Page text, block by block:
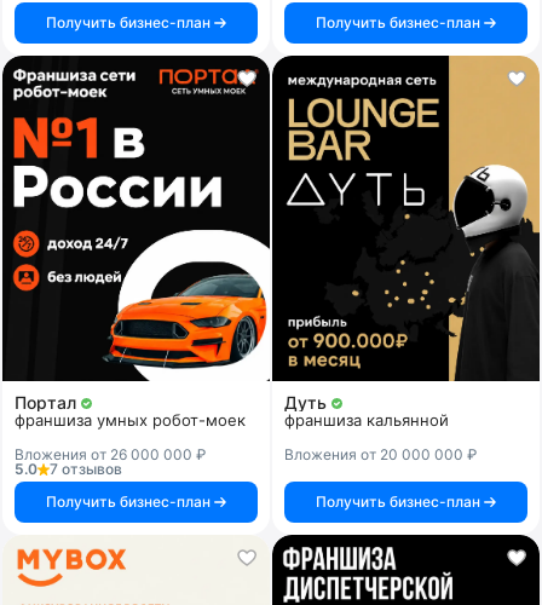
Получить бизнес-план
Получить бизнес-план
Портал
франшиза умных робот-моек
Вложения от 26 000 000 ₽
5.0
7 отзывов
Получить бизнес-план
Дуть
франшиза кальянной
Вложения от 20 000 000 ₽
Получить бизнес-план